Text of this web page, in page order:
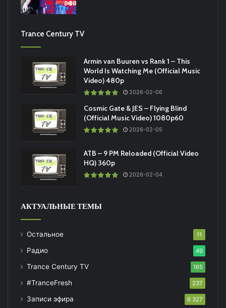
Trance Century TV
Armin van Buuren vs Rank 1 – This
World Is Watching Me (Official Music
Video) 480p
2026-02-06
Cosmic Gate & JES – Flying Blind
(Official Music Video) 1080p60
2026-02-05
ATB – 9 PM Reloaded (Official Video
HQ) 360p
2026-02-04
АКТУАЛЬНЫЕ ТЕМЫ
Остальное 11
Радио 49
Trance Century TV 165
#TranceFresh 237
Записи эфира 6 327